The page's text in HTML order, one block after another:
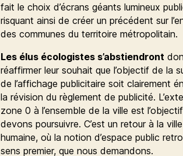
fait le choix d’écrans géants lumineux
risquant ainsi de créer un précédent sur
des communes du territoire métropolitain.
Les élus écologistes s’abstiendront
réaffirmer leur souhait que l’objectif de la
de l’affichage publicitaire soit clairement
la révision du règlement de publicité.
zone 0 à l’ensemble de la ville est
devons poursuivre. C’est un retour à la
humaine, où la notion d’espace public
sens premier, que nous demandons.